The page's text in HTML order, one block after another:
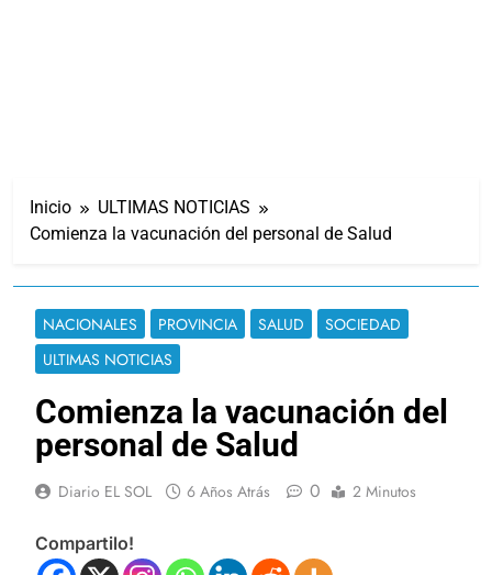
Inicio
ULTIMAS NOTICIAS
Comienza la vacunación del personal de Salud
NACIONALES PROVINCIA SALUD
SOCIEDAD
ULTIMAS NOTICIAS
Comienza la vacunación del
personal de Salud
Diario EL SOL 6 Años Atrás 0 2 Minutos
Compartilo!